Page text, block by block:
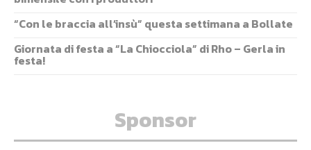
“Con le braccia all’insù” questa settimana a Bollate
Giornata di festa a “La Chiocciola” di Rho – Gerla in
festa!
Sponsor